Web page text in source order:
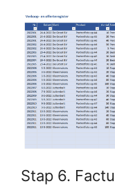
Stap 6.